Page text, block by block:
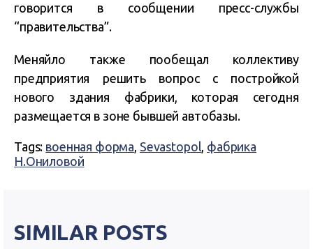
говорится в сообщении пресс-службы
“правительства”.
Меняйло также пообещал коллективу
предприятия решить вопрос с постройкой
нового здания фабрики, которая сегодня
размещается в зоне бывшей автобазы.
Tags: военная форма, Sevastopol, фабрика
Н.Ониловой
SIMILAR POSTS